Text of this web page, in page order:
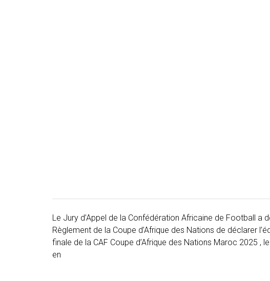
Le Jury d’Appel de la Confédération Africaine de Football a
Règlement de la Coupe d’Afrique des Nations de déclarer
finale de la CAF Coupe d’Afrique des Nations Maroc 2025 ,
en